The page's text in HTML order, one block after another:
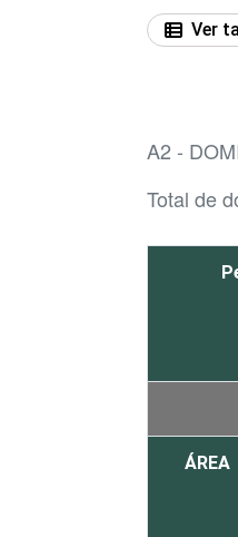
Ver
A2 -
Total de
ÁREA